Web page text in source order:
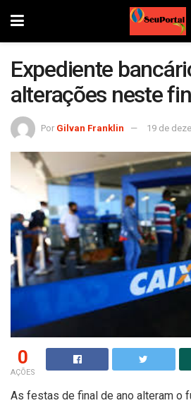
Expediente
alterações neste
Por Gilvan Franklin 19 de
0
AÇÕES
As festas de final de ano alteram o